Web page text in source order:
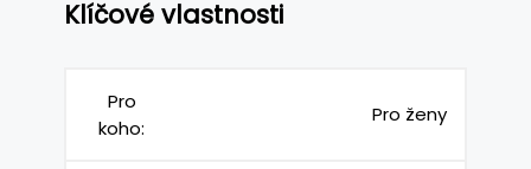
Klíčové vlastnosti
Pro
koho:
Pro ženy